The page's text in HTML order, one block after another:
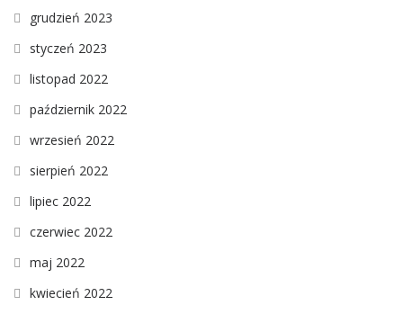
grudzień 2023
styczeń 2023
listopad 2022
październik 2022
wrzesień 2022
sierpień 2022
lipiec 2022
czerwiec 2022
maj 2022
kwiecień 2022